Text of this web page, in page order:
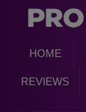
HOME
REVIEWS